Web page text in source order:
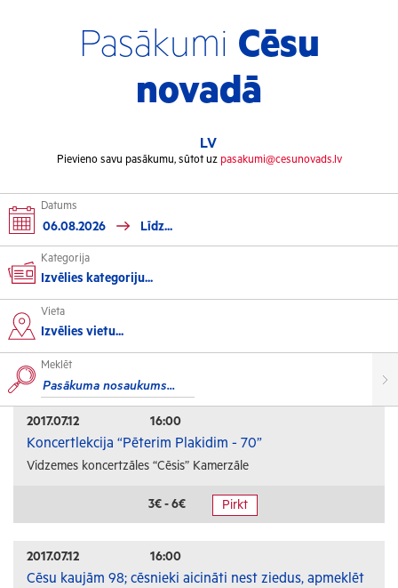
Pasākumi Cēsu
novadā
LV
Pievieno savu pasākumu, sūtot uz pasakumi@cesunovads.lv
Datums
Kategorija
Izvēlies kategoriju...
Kultūra
Izstādes
Koncerti
Izrādes
Festivāli un svētki
Kino
Citi pasākumi
Sports
Vieta
Izvēlies vietu...
Meklēt
2017.07.12 16:00
Koncertlekcija “Pēterim Plakidim - 70”
Vidzemes koncertzāles “Cēsis” Kamerzāle
3€ - 6€ Pirkt
2017.07.12 16:00
Cēsu kaujām 98; cēsnieki aicināti nest ziedus, apmeklēt